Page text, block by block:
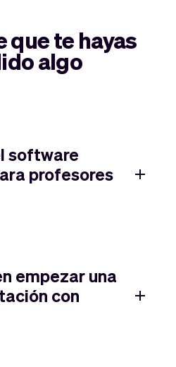
que te hayas
algo
software
profesores
empezar una
con